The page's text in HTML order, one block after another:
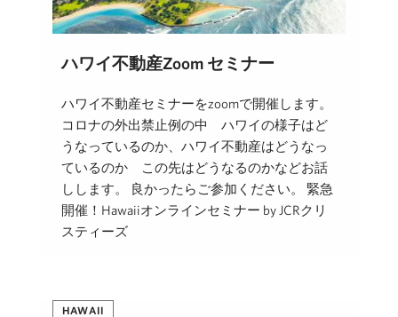
ハワイ不動産Zoom セミナー
ハワイ不動産セミナーをzoomで開催します。
コロナの外出禁止例の中 ハワイの様子はど
うなっているのか、ハワイ不動産はどうなっ
ているのか この先はどうなるのかなどお話
しします。 良かったらご参加ください。 緊急
開催！Hawaiiオンラインセミナー by JCRクリ
スティーズ
HAWAII